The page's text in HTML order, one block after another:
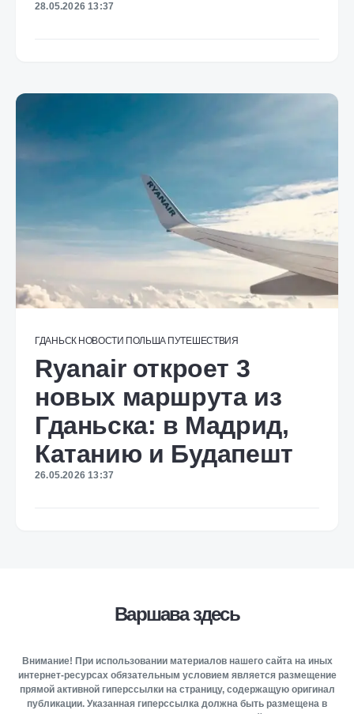
28.05.2026 13:37
ГДАНЬСК НОВОСТИ ПОЛЬША ПУТЕШЕСТВИЯ
Ryanair откроет 3
новых маршрута из
Гданьска: в Мадрид,
Катанию и Будапешт
26.05.2026 13:37
Варшава здесь
Внимание! При использовании материалов нашего сайта на иных
интернет-ресурсах обязательным условием является размещение
прямой активной гиперссылки на страницу, содержащую оригинал
публикации. Указанная гиперссылка должна быть размещена в